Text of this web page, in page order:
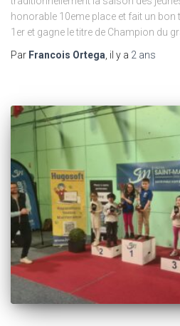
honorable 10eme place et fait un
1er et gagne le titre de Champion du
Par Francois Ortega , il y a 2 ans